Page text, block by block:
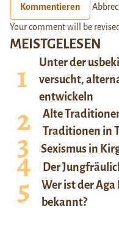
MEISTGELESEN
Unter der
versucht,
entwickeln
Alte
Traditionen in
Sexismus in
Der
Wer ist der
bekannt?
Kommentieren
Your comment will be